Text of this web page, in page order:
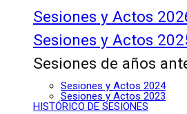
Sesiones y Actos
Sesiones y Actos
Sesiones de años
Sesiones y Actos 2024
Sesiones y Actos 2023
HISTÓRICO DE SESIONES